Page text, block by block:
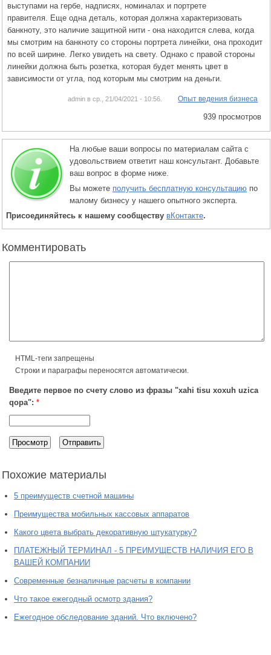
выступами на гербе, надписях, номиналах и портрете
правителя. Еще одна деталь, которая должна характеризовать
банкноту, это наличие защитной нити - она ​​находится слева, когда
мы смотрим на банкноту со стороны портрета линейки, она проходит
по всей ширине. Легко увидеть на свету. Однако с правой стороны
линейки должна быть розетка, которая будет менять цвет в
зависимости от угла, под которым мы смотрим на деньги.
admin в ср., 21/04/2021 - 10:56. Опыт ведения бизнеса
939 просмотров
На любые ваши вопросы по материалам сайта с
удовольствием ответит наш консультант. Добавьте
ваш вопрос в форме ниже.
Вы можете получить бесплатную консультацию по
малому бизнесу у нашего опытного эксперта.
Присоединяйтесь к нашему сообществу вКонтакте.
Комментировать
HTML-теги запрещены
Строки и параграфы переносятся автоматически.
Введите первое по счету слово из фразы "xahi tisu xoxuh uzica
qopa": *
Похожие материалы
5 преимуществ счетной машины
Преимущества мобильных кассовых аппаратов
Какого цвета выбрать декоративную штукатурку?
ПЛАТЕЖНЫЙ ТЕРМИНАЛ - 5 ПРЕИМУЩЕСТВ НАЛИЧИЯ ЕГО В
ВАШЕЙ КОМПАНИИ
Современные безналичные расчеты в компании
Что такое ежегодный осмотр здания?
Ежегодное обследование зданий. Что включено?